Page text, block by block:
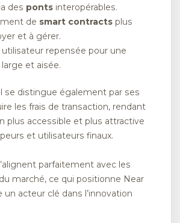
des ponts interopérables.
de smart contracts plus
et à gérer.
repensée pour une
et aisée.
se distingue également par ses
les frais de transaction, rendant
plus accessible et plus attractive
et utilisateurs finaux.
parfaitement avec les
marché, ce qui positionne Near
acteur clé dans l’innovation